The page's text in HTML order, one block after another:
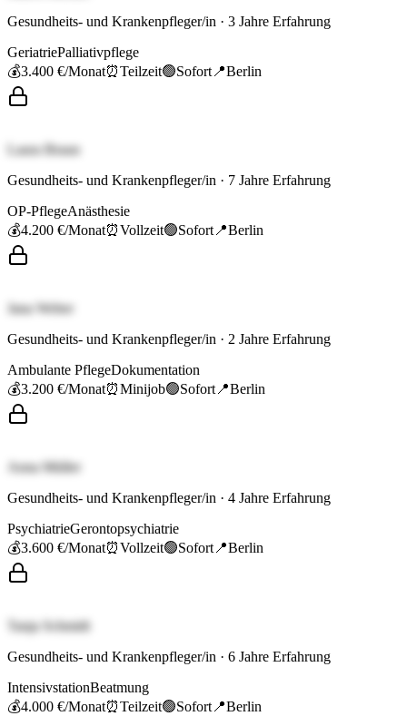
Gesundheits- und Krankenpfleger/in · 3 Jahre Erfahrung
GeriatriePalliativpflege
💰3.400 €/Monat⏰Teilzeit🟢Sofort 📍Berlin
Laura Braun
Gesundheits- und Krankenpfleger/in · 7 Jahre Erfahrung
OP-PflegeAnästhesie
💰4.200 €/Monat⏰Vollzeit🟢Sofort 📍Berlin
Jana Weber
Gesundheits- und Krankenpfleger/in · 2 Jahre Erfahrung
Ambulante PflegeDokumentation
💰3.200 €/Monat⏰Minijob🟢Sofort 📍Berlin
Anna Müller
Gesundheits- und Krankenpfleger/in · 4 Jahre Erfahrung
PsychiatrieGerontopsychiatrie
💰3.600 €/Monat⏰Vollzeit🟢Sofort 📍Berlin
Tanja Schmidt
Gesundheits- und Krankenpfleger/in · 6 Jahre Erfahrung
IntensivstationBeatmung
💰4.000 €/Monat⏰Teilzeit🟢Sofort 📍Berlin